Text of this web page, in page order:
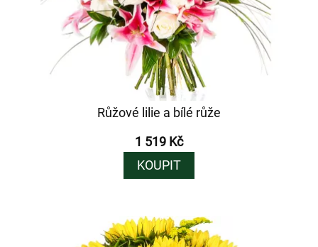
Růžové lilie a bílé růže
1 519 Kč
KOUPIT